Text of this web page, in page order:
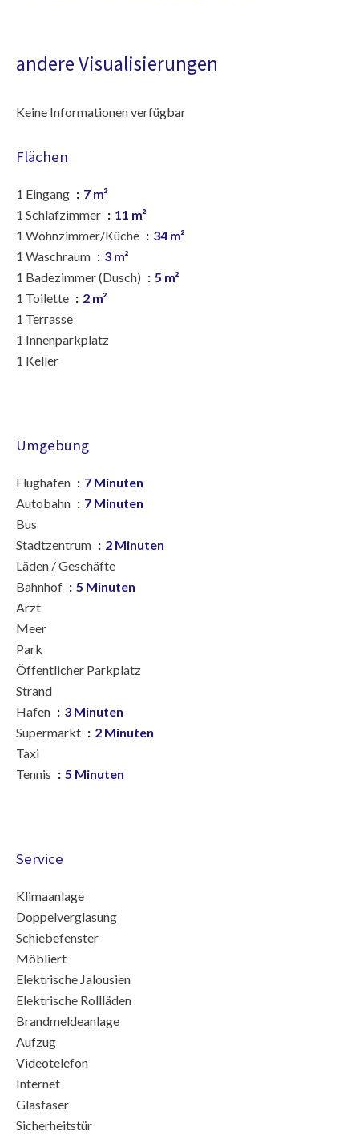
andere Visualisierungen
Keine Informationen verfügbar
Flächen
1 Eingang
7 m²
1 Schlafzimmer
11 m²
1 Wohnzimmer/Küche
34 m²
1 Waschraum
3 m²
1 Badezimmer (Dusch)
5 m²
1 Toilette
2 m²
1 Terrasse
1 Innenparkplatz
1 Keller
Umgebung
Flughafen
7 Minuten
Autobahn
7 Minuten
Bus
Stadtzentrum
2 Minuten
Läden / Geschäfte
Bahnhof
5 Minuten
Arzt
Meer
Park
Öffentlicher Parkplatz
Strand
Hafen
3 Minuten
Supermarkt
2 Minuten
Taxi
Tennis
5 Minuten
Service
Klimaanlage
Doppelverglasung
Schiebefenster
Möbliert
Elektrische Jalousien
Elektrische Rollläden
Brandmeldeanlage
Aufzug
Videotelefon
Internet
Glasfaser
Sicherheitstür